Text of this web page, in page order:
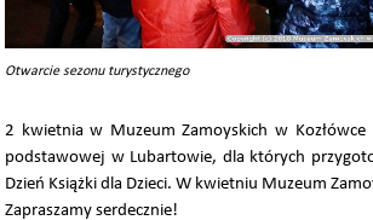
Otwarcie sezonu turystycznego
2 kwietnia w Muzeum Zamoyskich w
podstawowej w Lubartowie, dla których
Dzień Książki dla Dzieci. W kwietniu Muzeum
Zapraszamy serdecznie!